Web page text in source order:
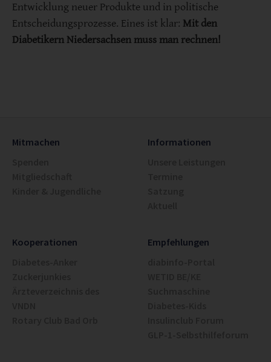
Entwicklung neuer Produkte und in politische
Entscheidungsprozesse. Eines ist klar: Mit den
Diabetikern Niedersachsen muss man rechnen!
Mitmachen
Informationen
Kooperationen
Empfehlungen